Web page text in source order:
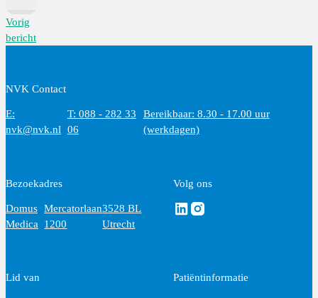
Vorig
bericht
NVK Contact
E:
nvk@nvk.nl
T: 088 - 282 33
06
Bereikbaar: 8.30 - 17.00 uur
(werkdagen)
Bezoekadres
Domus
Medica
Mercatorlaan
1200
3528 BL
Utrecht
Volg ons
Volg ons via Linkedin
Volg ons via Instagram
Lid van Patiëntinformatie